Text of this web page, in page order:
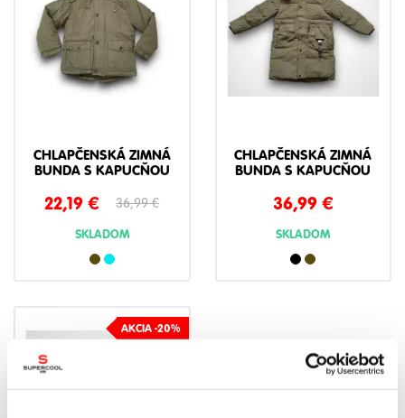
CHLAPČENSKÁ ZIMNÁ
BUNDA S KAPUCŇOU
22,19€ 36,99€
SKLADOM
CHLAPČENSKÁ ZIMNÁ
BUNDA S KAPUCŇOU
36,99€
SKLADOM
AKCIA -20%